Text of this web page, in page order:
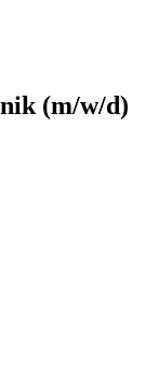
(m/w/d)